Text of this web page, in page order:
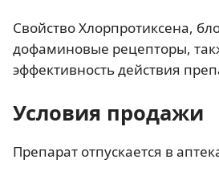
Свойство Хлорпротиксена,
дофаминовые рецепторы,
эффективность действия
Условия продажи
Препарат отпускается в